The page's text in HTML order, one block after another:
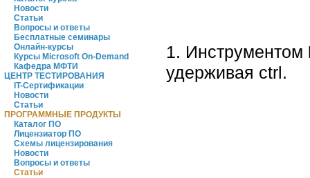
Новости
Статьи
Вопросы и ответы
Бесплатные семинары
Онлайн-курсы
Курсы Microsoft On-Demand
Кафедра МФТИ
ЦЕНТР ТЕСТИРОВАНИЯ
IT-Сертификации
Новости
Статьи
ПРОГРАММНЫЕ ПРОДУКТЫ
Каталог ПО
Лицензиатор ПО
Схемы лицензирования
Новости
Вопросы и ответы
Статьи
1. Инструментом
удерживая ctrl.